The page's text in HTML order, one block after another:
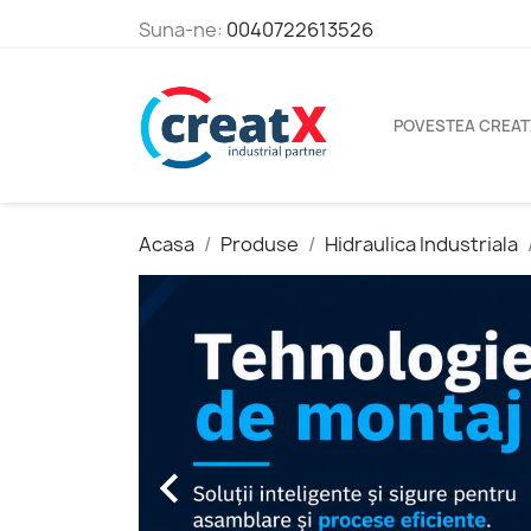
Suna-ne: 0040722613526
POVESTEA
Acasa Produse Hidraulica Industriala
